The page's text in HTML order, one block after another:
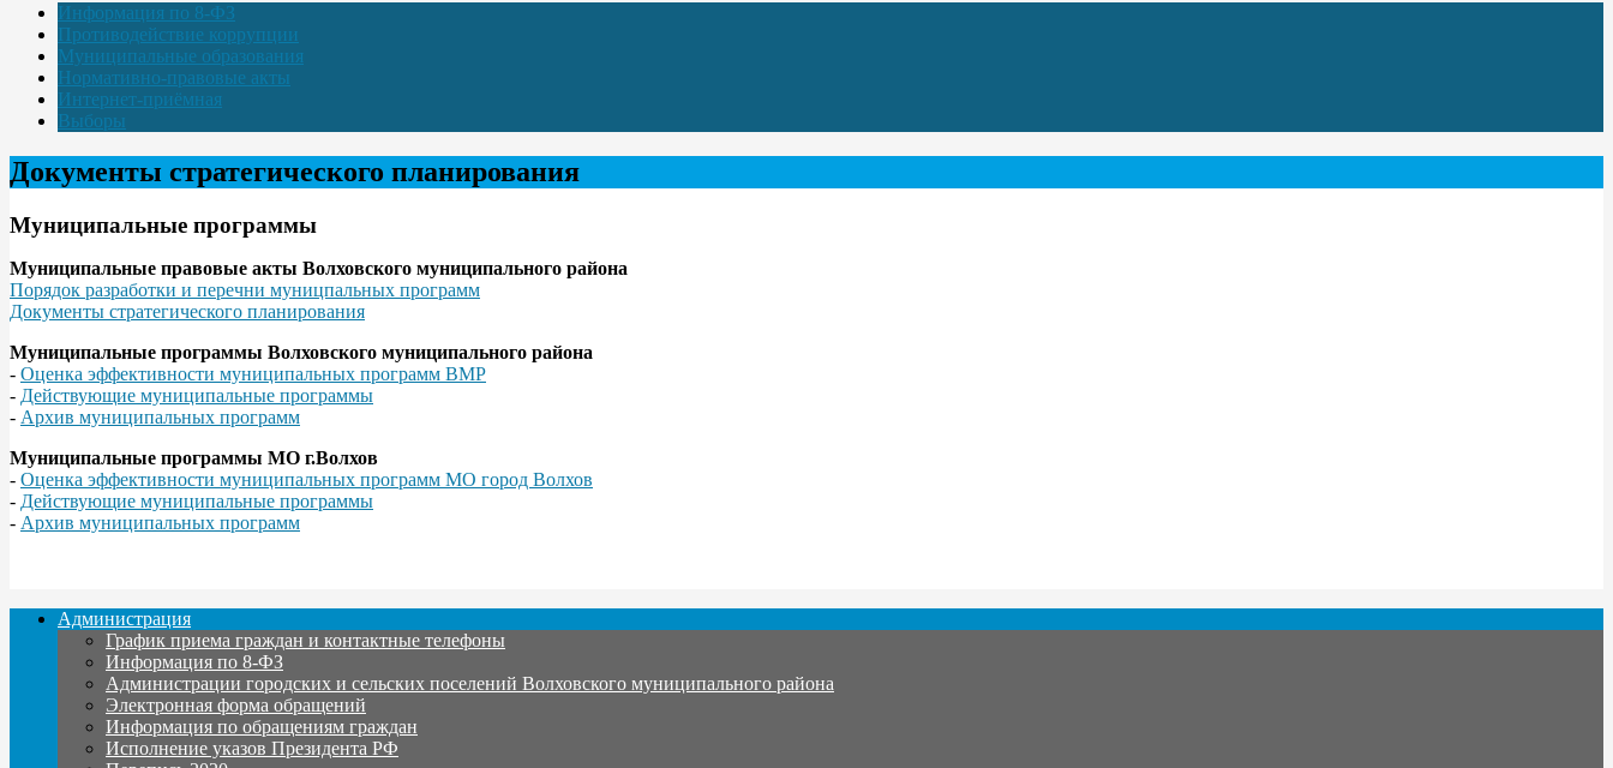
Информация по 8-ФЗ
Противодействие коррупции
Муниципальные образования
Нормативно-правовые акты
Интернет-приёмная
Выборы
Документы стратегического планирования
Муниципальные программы
Муниципальные правовые акты Волховского муниципального района
Порядок разработки и перечни муницпальных программ
Документы стратегического планирования
Муниципальные программы Волховского муниципального района
- Оценка эффективности муниципальных программ ВМР
- Действующие муниципальные программы
- Архив муниципальных программ
Муниципальные программы МО г.Волхов
- Оценка эффективности муниципальных программ МО город Волхов
- Действующие муниципальные программы
- Архив муниципальных программ
Администрация
График приема граждан и контактные телефоны
Информация по 8-ФЗ
Администрации городских и сельских поселений Волховского муниципального района
Электронная форма обращений
Информация по обращениям граждан
Исполнение указов Президента РФ